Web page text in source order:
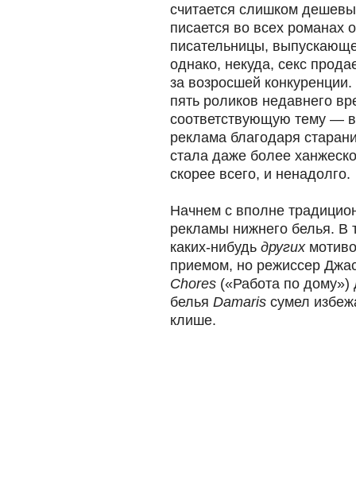
считается слишком
писается во всех романах
писательницы,
однако, некуда, секс
за возросшей
пять роликов недавнего
соответствующую тему —
реклама благодаря
стала даже более
скорее всего, и ненадолго.
Начнем с вполне
рекламы нижнего белья. В
каких-нибудь других
приемом, но режиссер
Chores («Работа по
белья Damaris сумел
клише.